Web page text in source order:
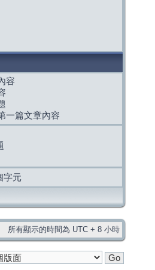
容
一篇文章內容
字元
所有顯示的時間為 UTC + 8 小時